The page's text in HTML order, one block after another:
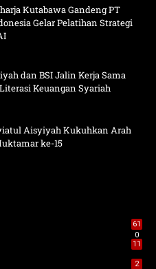
Kutabawa Gandeng PT
Gelar Pelatihan Strategi
dan BSI Jalin Kerja Sama
Keuangan Syariah
Aisyiyah Kukuhkan Arah
ke-15
61
0
11
2